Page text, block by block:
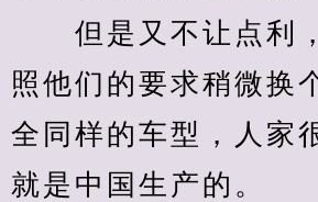
但是又不让点利
照他们的要求稍微换
全同样的车型，人家
就是中国生产的。